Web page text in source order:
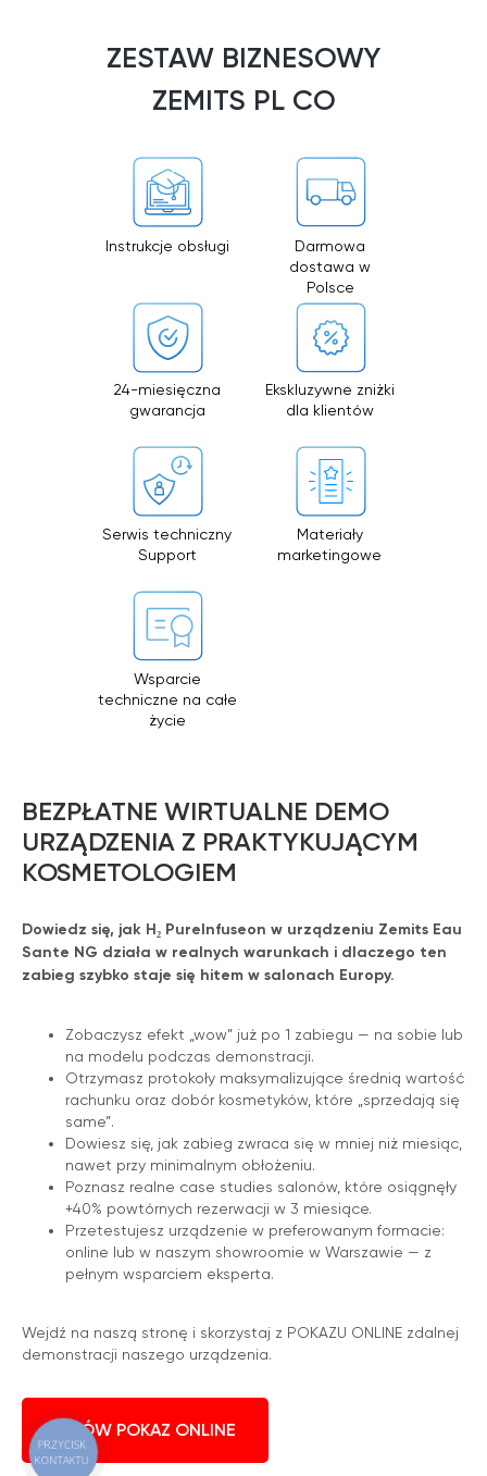
ZESTAW BIZNESOWY
ZEMITS PL CO
Instrukcje obsługi
Darmowa
dostawa w
Polsce
Materiały
marketingowe
24-miesięczna
gwarancja
Ekskluzywne zniżki
dla klientów
Serwis techniczny
Support
Wsparcie
techniczne na całe
życie
BEZPŁATNE WIRTUALNE DEMO
URZĄDZENIA Z PRAKTYKUJĄCYM
KOSMETOLOGIEM
Dowiedz się, jak H₂ PureInfuseon w urządzeniu Zemits Eau
Sante NG działa w realnych warunkach i dlaczego ten
zabieg szybko staje się hitem w salonach Europy.
Zobaczysz efekt „wow” już po 1 zabiegu — na sobie lub
na modelu podczas demonstracji.
Otrzymasz protokoły maksymalizujące średnią wartość
rachunku oraz dobór kosmetyków, które „sprzedają się
same”.
Dowiesz się, jak zabieg zwraca się w mniej niż miesiąc,
nawet przy minimalnym obłożeniu.
Poznasz realne case studies salonów, które osiągnęły
+40% powtórnych rezerwacji w 3 miesiące.
Przetestujesz urządzenie w preferowanym formacie:
online lub w naszym showroomie w Warszawie — z
pełnym wsparciem eksperta.
Wejdź na naszą stronę i skorzystaj z POKAZU ONLINE zdalnej
demonstracji naszego urządzenia.
UMÓW POKAZ ONLINE
PRZYCISK
KONTAKTU